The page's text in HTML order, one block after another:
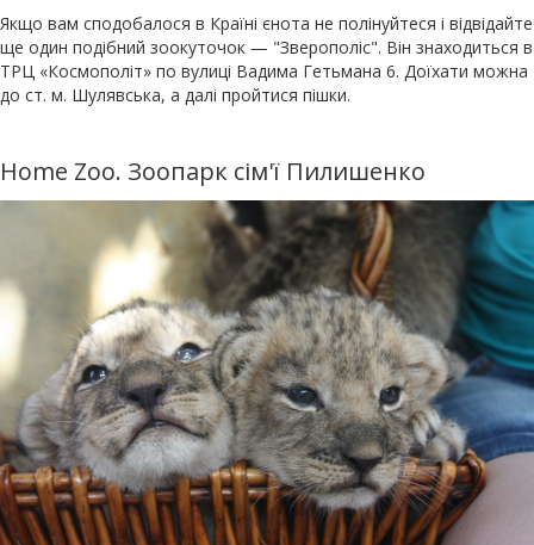
Якщо вам сподобалося в Країні єнота не полінуйтеся і відвідайте
ще один подібний зоокуточок — "Зверополіс". Він знаходиться в
ТРЦ «Космополіт» по вулиці Вадима Гетьмана 6. Доїхати можна
до ст. м. Шулявська, а далі пройтися пішки.
Home Zoo. Зоопарк сім'ї Пилишенко